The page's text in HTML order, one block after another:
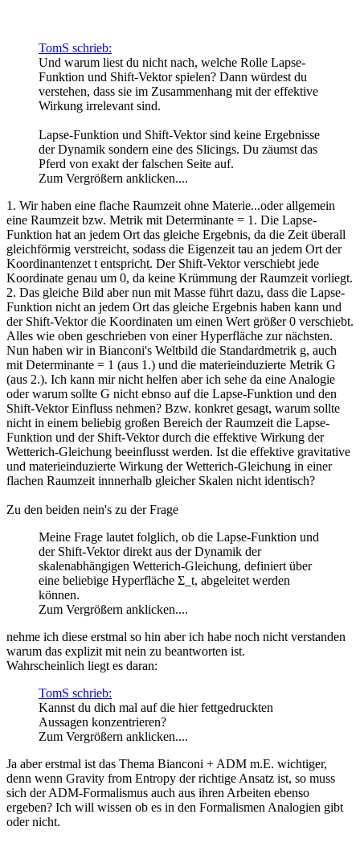
TomS schrieb:
Und warum liest du nicht nach, welche Rolle Lapse-
Funktion und Shift-Vektor spielen? Dann würdest du
verstehen, dass sie im Zusammenhang mit der effektive
Wirkung irrelevant sind.
Lapse-Funktion und Shift-Vektor sind keine Ergebnisse
der Dynamik sondern eine des Slicings. Du zäumst das
Pferd von exakt der falschen Seite auf.
Zum Vergrößern anklicken....
1. Wir haben eine flache Raumzeit ohne Materie...oder allgemein
eine Raumzeit bzw. Metrik mit Determinante = 1. Die Lapse-
Funktion hat an jedem Ort das gleiche Ergebnis, da die Zeit überall
gleichförmig verstreicht, sodass die Eigenzeit tau an jedem Ort der
Koordinantenzet t entspricht. Der Shift-Vektor verschiebt jede
Koordinate genau um 0, da keine Krümmung der Raumzeit vorliegt.
2. Das gleiche Bild aber nun mit Masse führt dazu, dass die Lapse-
Funktion nicht an jedem Ort das gleiche Ergebnis haben kann und
der Shift-Vektor die Koordinaten um einen Wert größer 0 verschiebt.
Alles wie oben geschrieben von einer Hyperfläche zur nächsten.
Nun haben wir in Bianconi's Weltbild die Standardmetrik g, auch
mit Determinante = 1 (aus 1.) und die materieinduzierte Metrik G
(aus 2.). Ich kann mir nicht helfen aber ich sehe da eine Analogie
oder warum sollte G nicht ebnso auf die Lapse-Funktion und den
Shift-Vektor Einfluss nehmen? Bzw. konkret gesagt, warum sollte
nicht in einem beliebig großen Bereich der Raumzeit die Lapse-
Funktion und der Shift-Vektor durch die effektive Wirkung der
Wetterich-Gleichung beeinflusst werden. Ist die effektive gravitative
und materieinduzierte Wirkung der Wetterich-Gleichung in einer
flachen Raumzeit innnerhalb gleicher Skalen nicht identisch?
Zu den beiden nein's zu der Frage
Meine Frage lautet folglich, ob die Lapse-Funktion und
der Shift-Vektor direkt aus der Dynamik der
skalenabhängigen Wetterich-Gleichung, definiert über
eine beliebige Hyperfläche Σ_t, abgeleitet werden
können.
Zum Vergrößern anklicken....
nehme ich diese erstmal so hin aber ich habe noch nicht verstanden
warum das explizit mit nein zu beantworten ist.
Wahrscheinlich liegt es daran:
TomS schrieb:
Kannst du dich mal auf die hier fettgedruckten
Aussagen konzentrieren?
Zum Vergrößern anklicken....
Ja aber erstmal ist das Thema Bianconi + ADM m.E. wichtiger,
denn wenn Gravity from Entropy der richtige Ansatz ist, so muss
sich der ADM-Formalismus auch aus ihren Arbeiten ebenso
ergeben? Ich will wissen ob es in den Formalismen Analogien gibt
oder nicht.